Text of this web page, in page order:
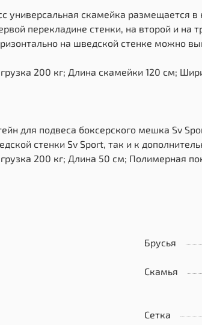
универсальная скамейка размещается
перекладине стенки, на второй и на
на шведской стенке можно
200 кг; Длина скамейки 120 см;
для подвеса боксерского мешка Sv
стенки Sv Sport, так и к
200 кг; Длина 50 см; Полимерная
Брусья
Скамья
Сетка